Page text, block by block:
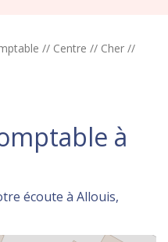
// Centre // Cher //
à
écoute à Allouis,